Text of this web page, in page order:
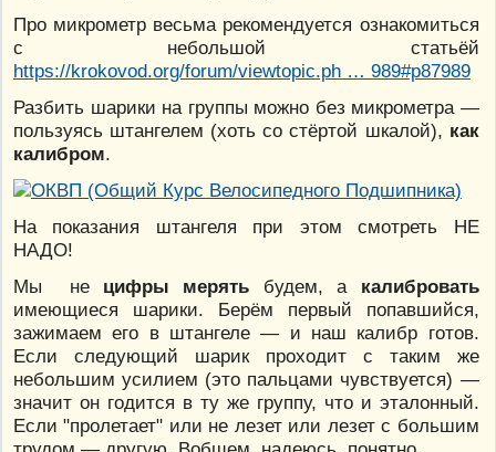
Про микрометр весьма рекомендуется ознакомиться
с небольшой статьёй
https://krokovod.org/forum/viewtopic.ph … 989#p87989
Разбить шарики на группы можно без микрометра —
пользуясь штангелем (хоть со стёртой шкалой), как
калибром.
На показания штангеля при этом смотреть НЕ
НАДО!
Мы не цифры мерять будем, а калибровать
имеющиеся шарики. Берём первый попавшийся,
зажимаем его в штангеле — и наш калибр готов.
Если следующий шарик проходит с таким же
небольшим усилием (это пальцами чувствуется) —
значит он годится в ту же группу, что и эталонный.
Если "пролетает" или не лезет или лезет с большим